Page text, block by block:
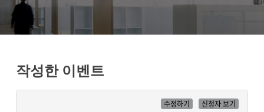
작성한 이벤트
수정하기 신청자 보기